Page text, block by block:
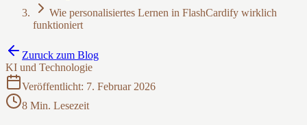
Wie personalisiertes Lernen in FlashCardify wirklich
funktioniert
Zuruck zum Blog
KI und Technologie
Veröffentlicht: 7. Februar 2026
8 Min. Lesezeit